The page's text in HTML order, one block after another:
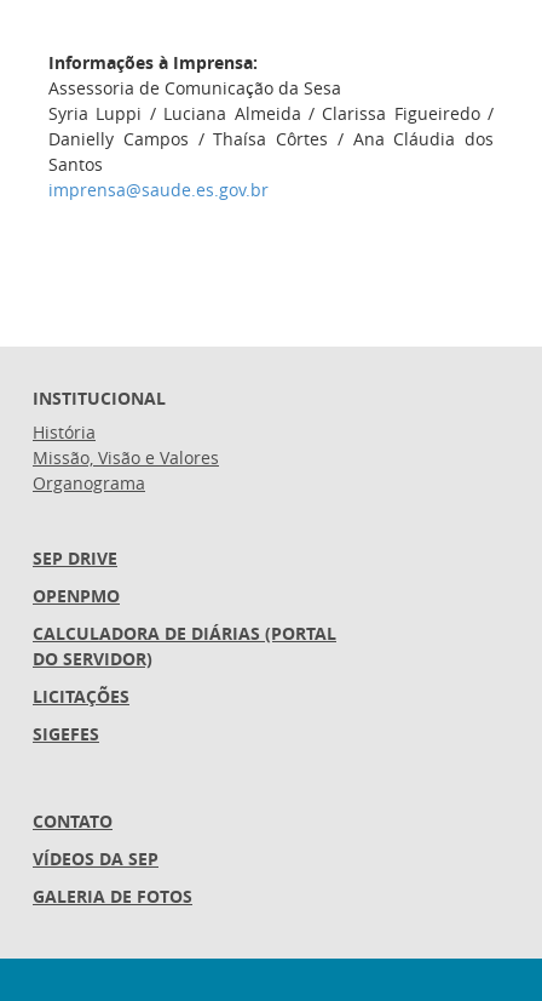
Informações à Imprensa:
Assessoria de Comunicação da Sesa
Syria Luppi / Luciana Almeida / Clarissa Figueiredo /
Danielly Campos / Thaísa Côrtes / Ana Cláudia dos
Santos
imprensa@saude.es.gov.br
INSTITUCIONAL
História
Missão, Visão e Valores
Organograma
SEP DRIVE
OPENPMO
CALCULADORA DE DIÁRIAS (PORTAL
DO SERVIDOR)
LICITAÇÕES
SIGEFES
CONTATO
VÍDEOS DA SEP
GALERIA DE FOTOS